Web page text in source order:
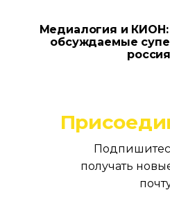
Медиалогия и
обсуждаемые
получать